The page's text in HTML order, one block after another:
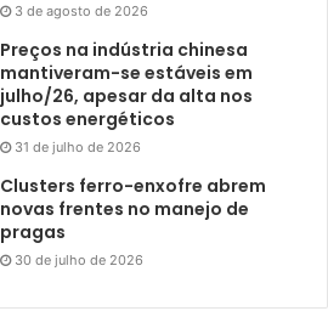
3 de agosto de 2026
Preços na indústria chinesa
mantiveram-se estáveis em
julho/26, apesar da alta nos
custos energéticos
31 de julho de 2026
Clusters ferro-enxofre abrem
novas frentes no manejo de
pragas
30 de julho de 2026